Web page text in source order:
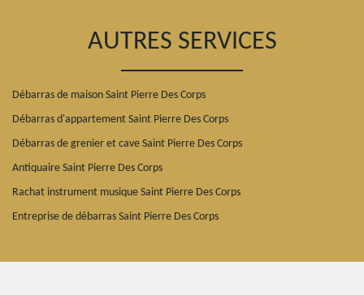
AUTRES SERVICES
Débarras de maison Saint Pierre Des Corps
Débarras d'appartement Saint Pierre Des Corps
Débarras de grenier et cave Saint Pierre Des Corps
Antiquaire Saint Pierre Des Corps
Rachat instrument musique Saint Pierre Des Corps
Entreprise de débarras Saint Pierre Des Corps